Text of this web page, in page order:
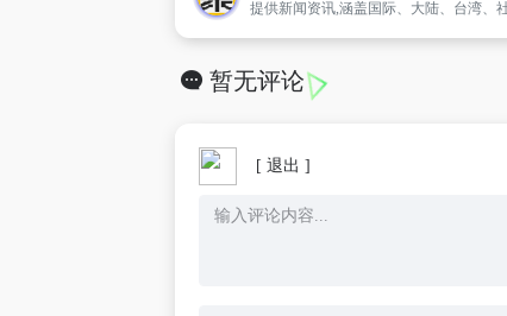
暂无评论
[ 退出 ]